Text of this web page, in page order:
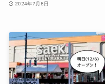
2024年7月8日